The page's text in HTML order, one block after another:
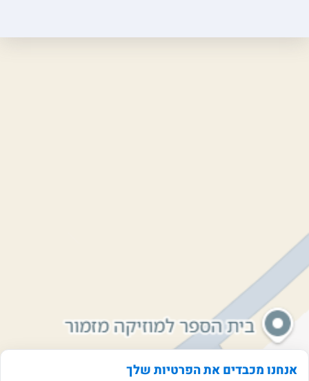
אנחנו מכבדים את הפרטיות שלך